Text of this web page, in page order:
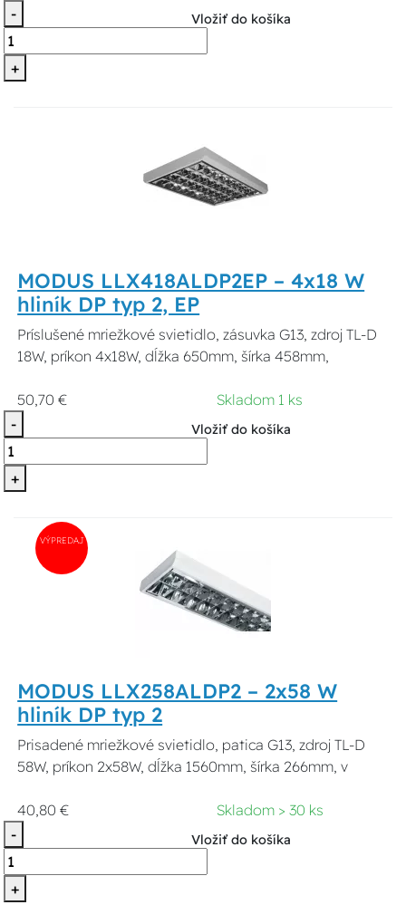
-
+
Vložiť do košíka
MODUS LLX418ALDP2EP – 4x18 W
hliník DP typ 2, EP
Príslušené mriežkové svietidlo, zásuvka G13, zdroj TL-D
18W, príkon 4x18W, dĺžka 650mm, šírka 458mm,
50,70 €
Skladom 1 ks
-
+
Vložiť do košíka
VÝPREDAJ
MODUS LLX258ALDP2 – 2x58 W
hliník DP typ 2
Prisadené mriežkové svietidlo, patica G13, zdroj TL-D
58W, príkon 2x58W, dĺžka 1560mm, šírka 266mm, v
40,80 €
Skladom > 30 ks
-
+
Vložiť do košíka